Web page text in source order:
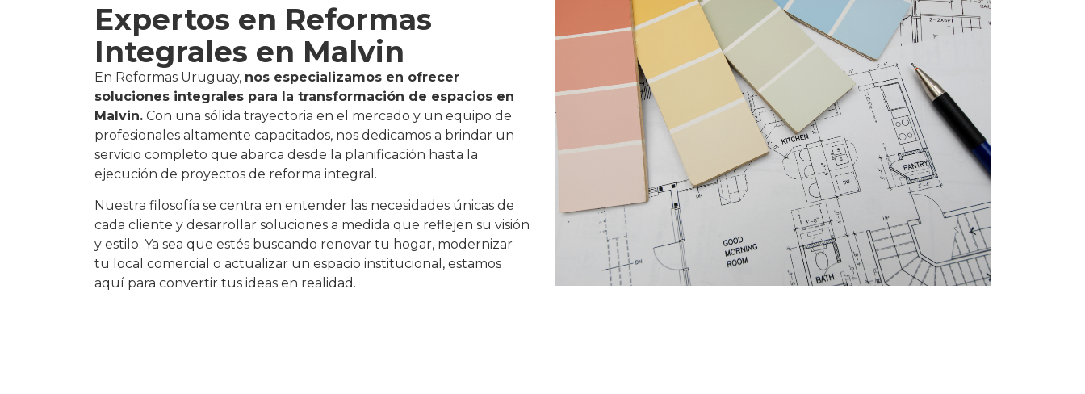
Expertos en Reformas
Integrales en Malvin
En Reformas Uruguay, nos especializamos en ofrecer
soluciones integrales para la transformación de espacios en
Malvin. Con una sólida trayectoria en el mercado y un equipo de
profesionales altamente capacitados, nos dedicamos a brindar un
servicio completo que abarca desde la planificación hasta la
ejecución de proyectos de reforma integral.
Nuestra filosofía se centra en entender las necesidades únicas de
cada cliente y desarrollar soluciones a medida que reflejen su visión
y estilo. Ya sea que estés buscando renovar tu hogar, modernizar
tu local comercial o actualizar un espacio institucional, estamos
aquí para convertir tus ideas en realidad.